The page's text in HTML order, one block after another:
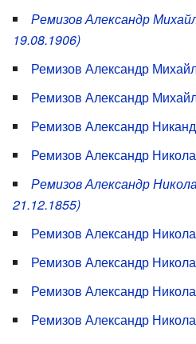
Ремизов Александр
19.08.1906)
Ремизов Александр
Ремизов Александр
Ремизов Александр
Ремизов Александр
Ремизов Александр
21.12.1855)
Ремизов Александр
Ремизов Александр
Ремизов Александр
Ремизов Александр